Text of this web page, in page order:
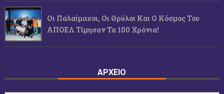
Οι Παλαίμαχοι, Οι Θρύλοι Και Ο Κόσμος Του
ΑΠΟΕΛ Τίμησαν Τα 100 Χρόνια!
ΑΡΧΕΙΟ